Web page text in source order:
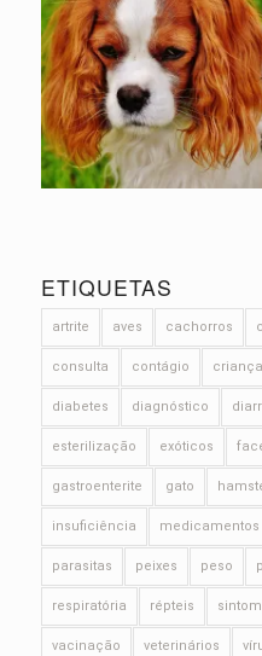
ETIQUETAS
artrite aves cachorros
consulta contágio
diabetes diagnóstico
esterilização exóticos
gastroenterite gato
insuficiência medicamentos
parasitas peixes peso
respiratória répteis
vacinação veterinários